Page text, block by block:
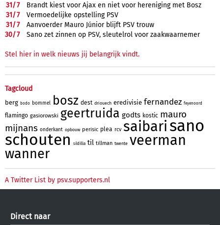
31/7
Brandt kiest voor Ajax en niet voor hereniging met Bosz
31/7
Vermoedelijke opstelling PSV
31/7
Aanvoerder Mauro Júnior blijft PSV trouw
30/7 Sano zet zinnen op PSV, sleutelrol voor zaakwaarnemer
Stel hier in welk nieuws jij belangrijk vindt.
Tagcloud
berg bodo bommel bosz dest driouech eredivisie fernandez feyenoord
flamingo gasiorowski geertruida godts kostic mauro
mijnans onderkant opbouw perisic plea rcv saibari sano
schouten sildillia til tillman twente veerman
wanner
A Twitter List by psv.supporters.nl
Direct naar